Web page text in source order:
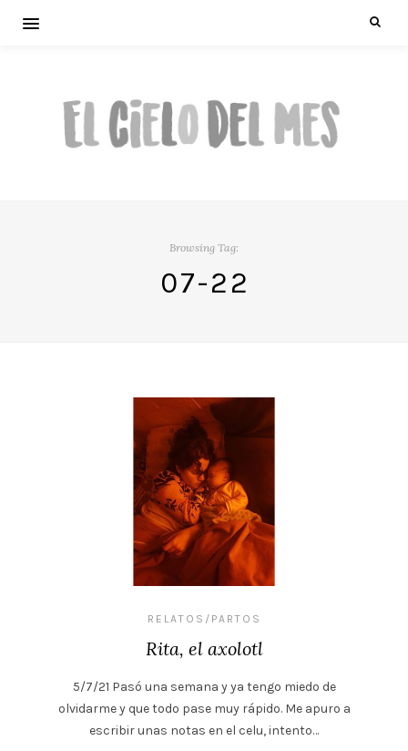
Browsing Tag:
07-22
RELATOS/PARTOS
Rita, el axolotl
5/7/21 Pasó una semana y ya tengo miedo de
olvidarme y que todo pase muy rápido. Me apuro a
escribir unas notas en el celu, intento…